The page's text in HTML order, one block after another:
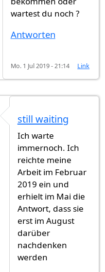
wartest du noch ?
Antworten
Mo. 1 Jul 2019 - 21:14 Link
Ich auch seit Februar
still waiting
Ich warte
immernoch. Ich
reichte meine
Arbeit im Februar
2019 ein und
erhielt im Mai die
Antwort, dass sie
erst im August
darüber
nachdenken
werden